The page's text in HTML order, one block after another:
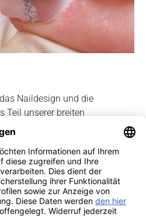
Naildesign und die
Teil unserer breiten
Instrumente